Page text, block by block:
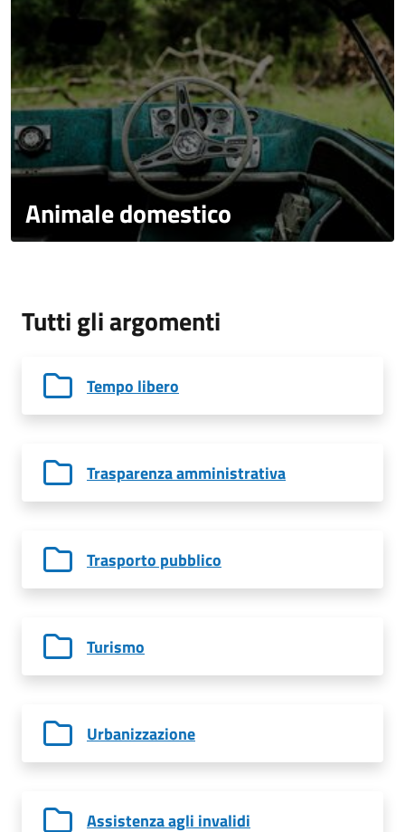
Animale domestico
Tutti gli argomenti
Tempo libero
Trasparenza amministrativa
Trasporto pubblico
Turismo
Urbanizzazione
Assistenza agli invalidi